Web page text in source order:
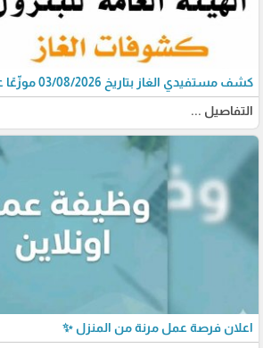
كشف مستفيدي الغاز بتاريخ 03/08/2026 موزّعًا على جميع المحافظات
التفاصيل ...
اعلان فرصة عمل مرنة من المنزل ✨